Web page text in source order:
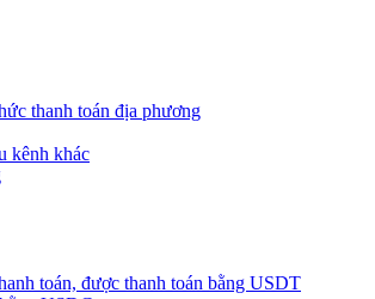
thanh toán địa phương
kênh khác
toán, được thanh toán bằng USDT